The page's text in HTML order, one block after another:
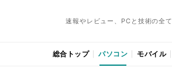
速報やレビュー、PCと技術の全て
総合トップ パソコン モバイル